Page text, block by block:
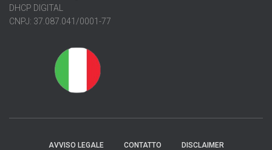
DHCP DIGITAL
CNPJ: 37.087.041/0001-77
AVVISO LEGALE CONTATTO DISCLAIMER